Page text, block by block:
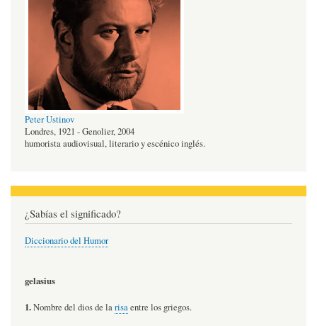
Peter Ustinov
Londres, 1921 - Genolier, 2004
humorista audiovisual, literario y escénico inglés.
¿Sabías el significado?
Diccionario del Humor
gelasius
1.Nombre del dios de larisaentre los griegos.